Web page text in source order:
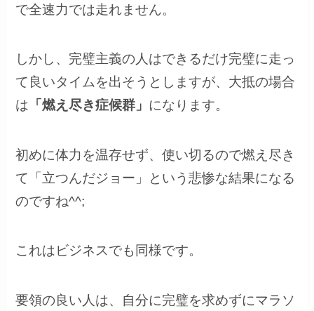
で全速力では走れません。
しかし、完璧主義の人はできるだけ完璧に走っ
て良いタイムを出そうとしますが、大抵の場合
は 「燃え尽き症候群」 になります。
初めに体力を温存せず、使い切るので燃え尽き
て「立つんだジョー」という悲惨な結果になる
のですね^^;
これはビジネスでも同様です。
要領の良い人は、自分に完璧を求めずにマラソ